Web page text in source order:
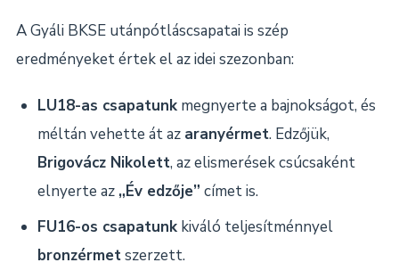
A Gyáli BKSE utánpótláscsapatai is szép
eredményeket értek el az idei szezonban:
LU18-as csapatunkmegnyerte a bajnokságot, és
méltán vehette át az aranyérmet. Edzőjük,
Brigovácz Nikolett, az elismerések csúcsaként
elnyerte az „Év edzője” címet is.
FU16-os csapatunkkiváló teljesítménnyel
bronzérmetszerzett.